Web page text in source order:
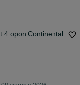
4 opon Continental